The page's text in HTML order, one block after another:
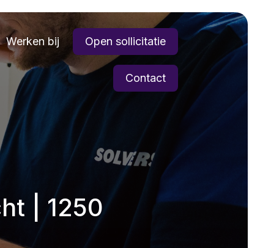
Werken bij Open sollicitatie
Contact
| 1250